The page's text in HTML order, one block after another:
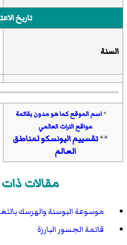
تاريخ
السنة
*اسم الموقع كما هو مدون بقائمة
مواقع التراث العالمي
**تقسييم اليونسكو لمناطق
العالم
مقالات
موسوعة البوسنة والهرسك
قائمة الجسور البارزة